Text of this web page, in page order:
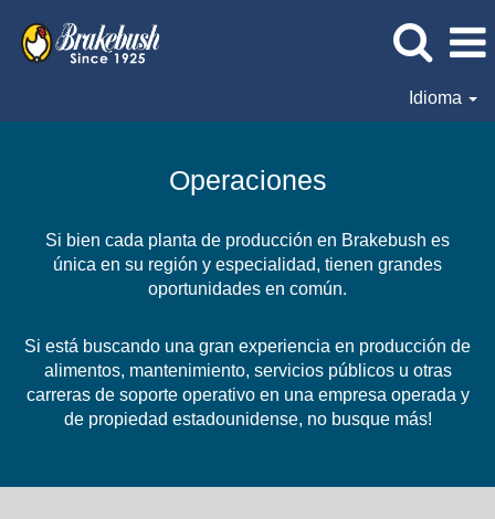
Idioma
Operaciones
Si bien cada planta de producción en Brakebush es
única en su región y especialidad, tienen grandes
oportunidades en común.
Si está buscando una gran experiencia en producción de
alimentos, mantenimiento, servicios públicos u otras
carreras de soporte operativo en una empresa operada y
de propiedad estadounidense, no busque más!